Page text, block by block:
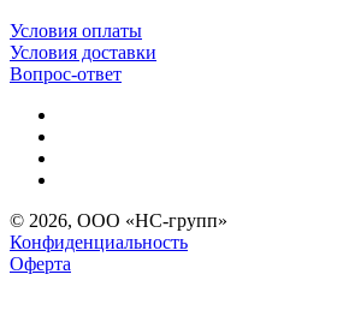
Условия оплаты
Условия доставки
Вопрос-ответ
© 2026, ООО «НС-групп»
Конфиденциальность
Оферта